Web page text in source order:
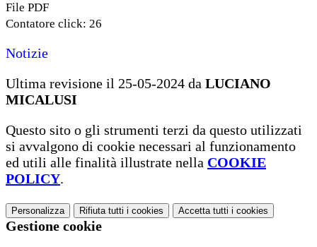
File PDF
Contatore click: 26
Notizie
Ultima revisione il 25-05-2024 da LUCIANO
MICALUSI
Questo sito o gli strumenti terzi da questo utilizzati
si avvalgono di cookie necessari al funzionamento
ed utili alle finalità illustrate nella COOKIE
POLICY.
Personalizza Rifiuta tutti i cookies Accetta tutti i cookies
Gestione cookie